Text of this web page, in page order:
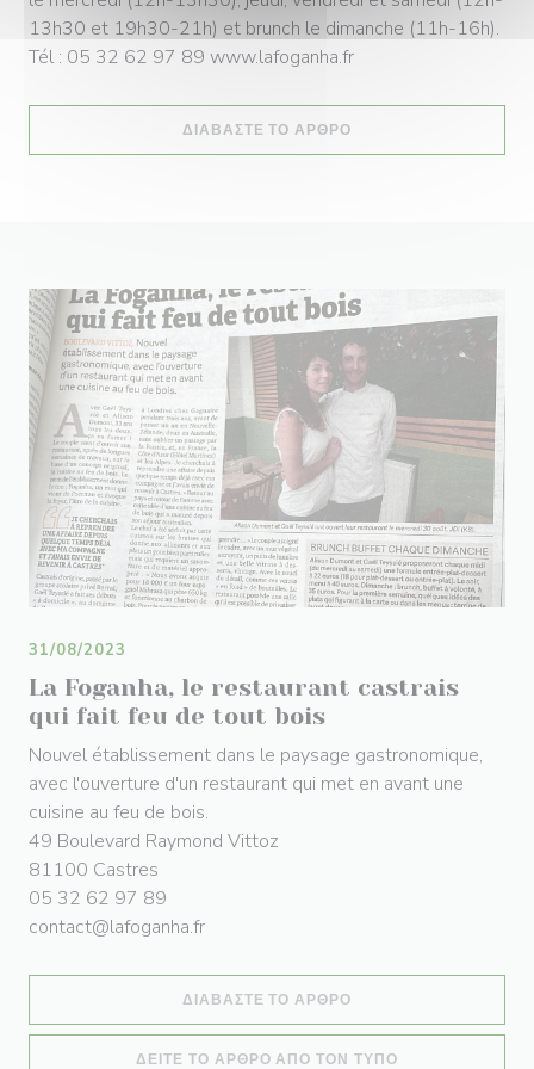
13h30 et 19h30-21h) et brunch le dimanche (11h-16h).
Tél : 05 32 62 97 89 www.lafoganha.fr
ΔΙΑΒΆΣΤΕ ΤΟ ΆΡΘΡΟ
La Foganha, le restaurant castrais
qui fait feu de tout bois
31/08/2023
Nouvel établissement dans le paysage gastronomique,
avec l'ouverture d'un restaurant qui met en avant une
cuisine au feu de bois.
49 Boulevard Raymond Vittoz
81100 Castres
05 32 62 97 89
contact@lafoganha.fr
ΔΙΑΒΆΣΤΕ ΤΟ ΆΡΘΡΟ
ΔΕΊΤΕ ΤΟ ΆΡΘΡΟ ΑΠΌ ΤΟΝ ΤΎΠΟ((ΑΝΟΊΓΕΙ ΣΕ